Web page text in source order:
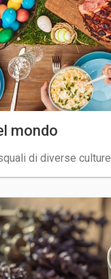
mondo
di diverse culture